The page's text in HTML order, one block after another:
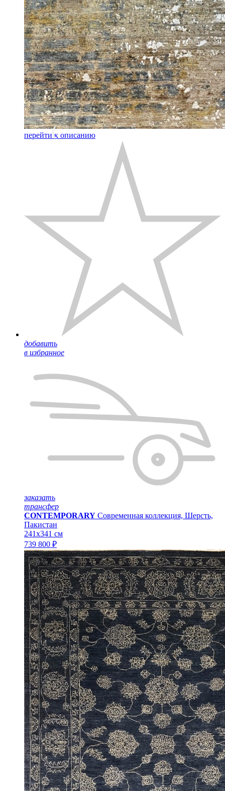
перейти к описанию
добавить
в избранное
заказать
трансфер
CONTEMPORARY Современная коллекция, Шерсть,
Пакистан
241x341 см
739 800 ₽